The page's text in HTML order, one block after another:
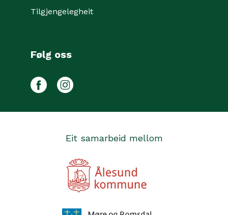
Tilgjengelegheit
Følg oss
Facebook
Eit samarbeid mellom